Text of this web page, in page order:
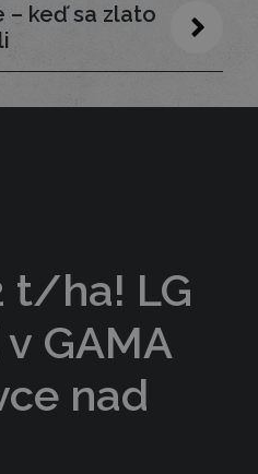
– keď sa zlato
t/ha! LG
GAMA
nad